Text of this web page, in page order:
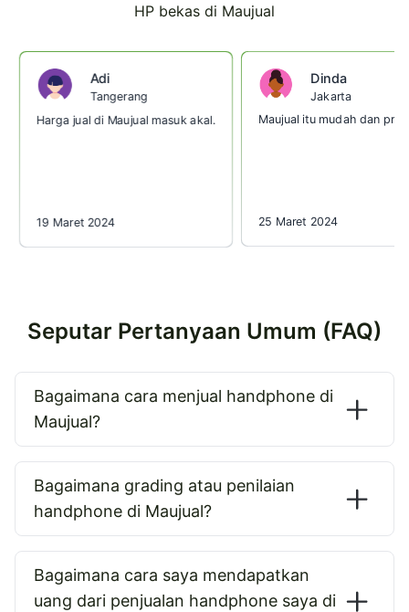
HP bekas di Maujual
Adi
Tangerang
Harga jual di Maujual masuk akal.
19 Maret 2024
Dinda
Jakarta
Maujual itu mudah dan
25 Maret 2024
Seputar Pertanyaan Umum (FAQ)
Bagaimana cara menjual handphone di
Maujual?
Bagaimana grading atau penilaian
handphone di Maujual?
Bagaimana cara saya mendapatkan
uang dari penjualan handphone saya di